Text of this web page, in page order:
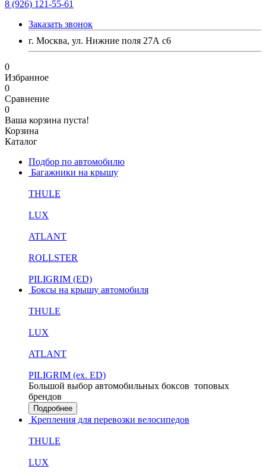
8 (926) 121-55-61
Заказать звонок
г. Москва, ул. Нижние поля 27А с6
0
Избранное
0
Сравнение
0
Ваша корзина пуста!
Корзина
Каталог
Подбор по автомобилю
Багажники на крышу
THULE
LUX
ATLANT
ROLLSTER
PILIGRIM (ED)
Боксы на крышу автомобиля
THULE
LUX
ATLANT
PILIGRIM (ex. ED)
Большой выбор автомобильных боксов топовых
брендов
Подробнее
Крепления для перевозки велосипедов
THULE
LUX